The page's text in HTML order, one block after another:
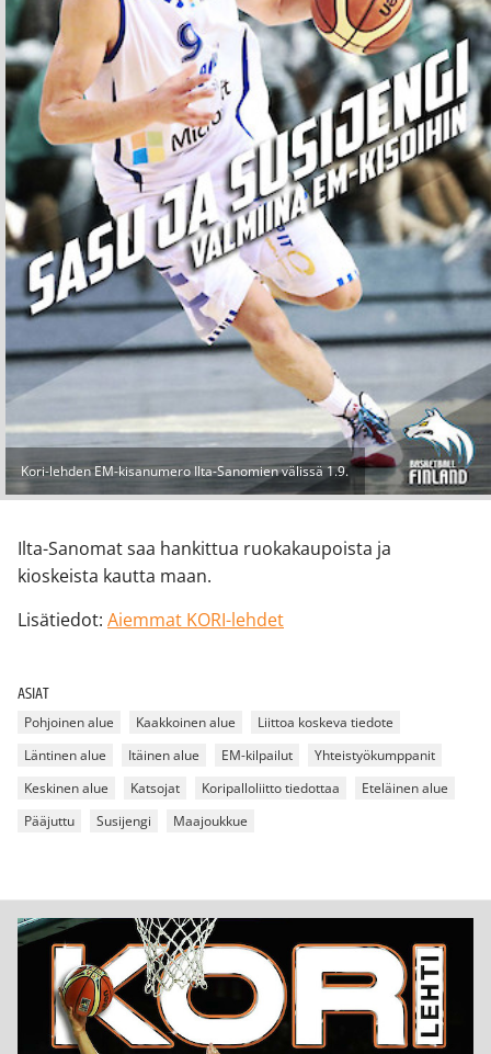
Kori-lehden EM-kisanumero Ilta-Sanomien välissä 1.9.
Ilta-Sanomat saa hankittua ruokakaupoista ja
kioskeista kautta maan.
Lisätiedot: Aiemmat KORI-lehdet
ASIAT
Pohjoinen alue Kaakkoinen alue
Liittoa koskeva tiedote
Läntinen alue
Itäinen alue EM-kilpailut
Yhteistyökumppanit
Keskinen alue
Katsojat Koripalloliitto tiedottaa
Eteläinen alue
Pääjuttu
Susijengi Maajoukkue